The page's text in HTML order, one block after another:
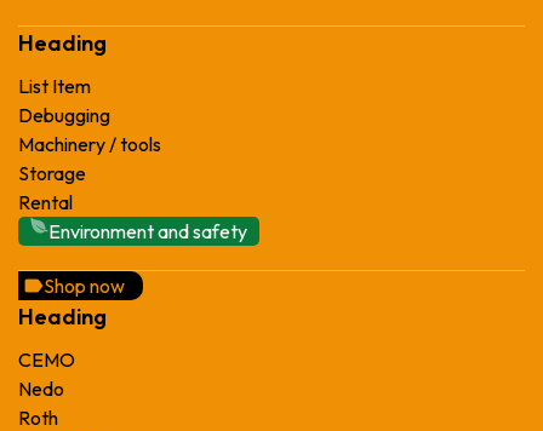
Heading
List Item
Debugging
Machinery / tools
Storage
Rental
Environment and safety
Shop now
Heading
CEMO
Nedo
Roth